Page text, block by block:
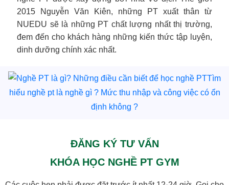
2015 Nguyễn Văn Kiên, những PT xuất thân từ
NUEDU sẽ là những PT chất lượng nhất thị trường,
đem đến cho khách hàng những kiến thức tập luyện,
dinh dưỡng chính xác nhất.
Tìm
hiểu nghề pt là nghề gì ? Mức thu nhập và công việc có ổn
định không ?
ĐĂNG KÝ TƯ VẤN
KHÓA HỌC NGHỀ PT GYM